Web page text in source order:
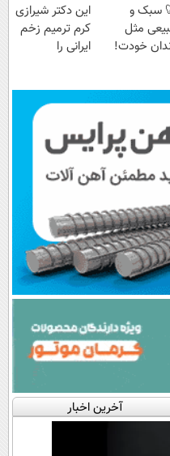
سبک و
مثل
خودت!
📍 تهران
این دکتر شیرازی
کرم ترمیم زخم
ایرانی را
آخرین اخبار